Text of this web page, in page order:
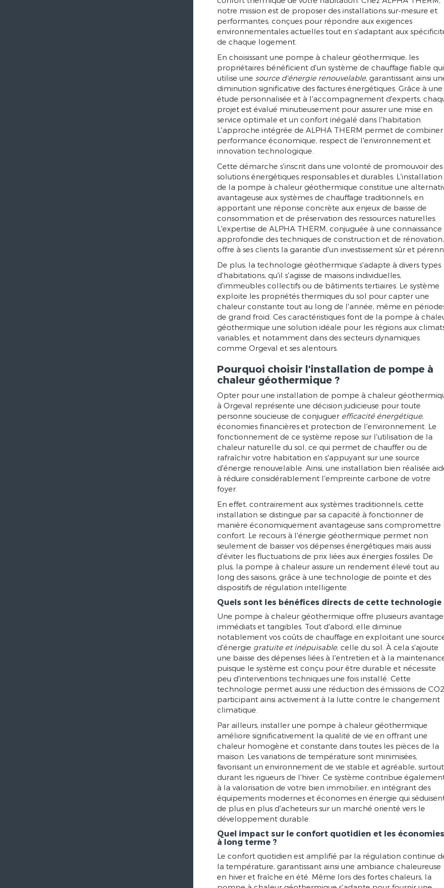
notre mission est de proposer des installations sur-mesure et
performantes, conçues pour répondre aux exigences
environnementales actuelles tout en s'adaptant aux
de chaque logement.
En choisissant une pompe à chaleur géothermique, les
propriétaires bénéficient d'un système de chauffage fiable qui
utilise une source d'énergie renouvelable, garantissant ainsi
diminution significative des factures énergétiques. Grâce à une
étude personnalisée et à l'accompagnement d'experts,
projet est évalué minutieusement pour assurer une mise en
service optimale et un confort inégalé dans l'habitation.
L'approche intégrée de ALPHA THERM permet de combiner
performance économique, respect de l'environnement et
innovation technologique.
Cette démarche s'inscrit dans une volonté de promouvoir des
solutions énergétiques responsables et durables. L'installation
de la pompe à chaleur géothermique constitue une
avantageuse aux systèmes de chauffage traditionnels, en
apportant une réponse concrète aux enjeux de baisse de
consommation et de préservation des ressources naturelles.
L'expertise de ALPHA THERM, conjuguée à une connaissance
approfondie des techniques de construction et de rénovation,
offre à ses clients la garantie d'un investissement sûr et
De plus, la technologie géothermique s'adapte à divers types
d'habitations, qu'il s'agisse de maisons individuelles,
d'immeubles collectifs ou de bâtiments tertiaires. Le système
exploite les propriétés thermiques du sol pour capter une
chaleur constante tout au long de l'année, même en
de grand froid. Ces caractéristiques font de la pompe à
géothermique une solution idéale pour les régions aux
variables, et notamment dans des secteurs dynamiques
comme Orgeval et ses alentours.
Pourquoi choisir l'installation de pompe à
chaleur géothermique ?
Opter pour une installation de pompe à chaleur
à Orgeval représente une décision judicieuse pour toute
personne soucieuse de conjuguer efficacité énergétique,
économies financières et protection de l'environnement. Le
fonctionnement de ce système repose sur l'utilisation de la
chaleur naturelle du sol, ce qui permet de chauffer ou de
rafraîchir votre habitation en s'appuyant sur une source
d'énergie renouvelable. Ainsi, une installation bien réalisée
à réduire considérablement l'empreinte carbone de votre
foyer.
En effet, contrairement aux systèmes traditionnels, cette
installation se distingue par sa capacité à fonctionner de
manière économiquement avantageuse sans compromettre
confort. Le recours à l'énergie géothermique permet non
seulement de baisser vos dépenses énergétiques mais aussi
d'éviter les fluctuations de prix liées aux énergies fossiles. De
plus, la pompe à chaleur assure un rendement élevé tout au
long des saisons, grâce à une technologie de pointe et des
dispositifs de régulation intelligente.
Quels sont les bénéfices directs de cette technologie
Une pompe à chaleur géothermique offre plusieurs
immédiats et tangibles. Tout d'abord, elle diminue
notablement vos coûts de chauffage en exploitant une
d'énergie gratuite et inépuisable, celle du sol. À cela s'ajoute
une baisse des dépenses liées à l'entretien et à la
puisque le système est conçu pour être durable et nécessite
peu d'interventions techniques une fois installé. Cette
technologie permet aussi une réduction des émissions de
participant ainsi activement à la lutte contre le changement
climatique.
Par ailleurs, installer une pompe à chaleur géothermique
améliore significativement la qualité de vie en offrant une
chaleur homogène et constante dans toutes les pièces de la
maison. Les variations de température sont minimisées,
favorisant un environnement de vie stable et agréable, surtout
durant les rigueurs de l'hiver. Ce système contribue
à la valorisation de votre bien immobilier, en intégrant des
équipements modernes et économes en énergie qui
de plus en plus d'acheteurs sur un marché orienté vers le
développement durable.
Quel impact sur le confort quotidien et les économies
à long terme ?
Le confort quotidien est amplifié par la régulation continue
la température, garantissant ainsi une ambiance chaleureuse
en hiver et fraîche en été. Même lors des fortes chaleurs, la